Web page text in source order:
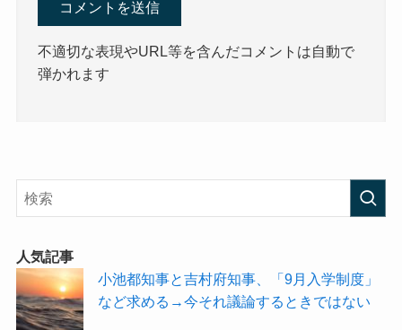
不適切な表現やURL等を含んだコメントは自動で
弾かれます
人気記事
小池都知事と吉村府知事、「9月入学制度」
など求める→今それ議論するときではない